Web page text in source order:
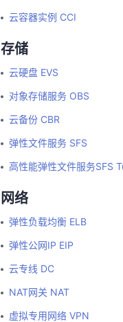
云容器实例 CCI
存储
云硬盘 EVS
对象存储服务 OBS
云备份 CBR
弹性文件服务 SFS
高性能弹性文件服务SFS
网络
弹性负载均衡 ELB
弹性公网IP EIP
云专线 DC
NAT网关 NAT
虚拟专用网络 VPN